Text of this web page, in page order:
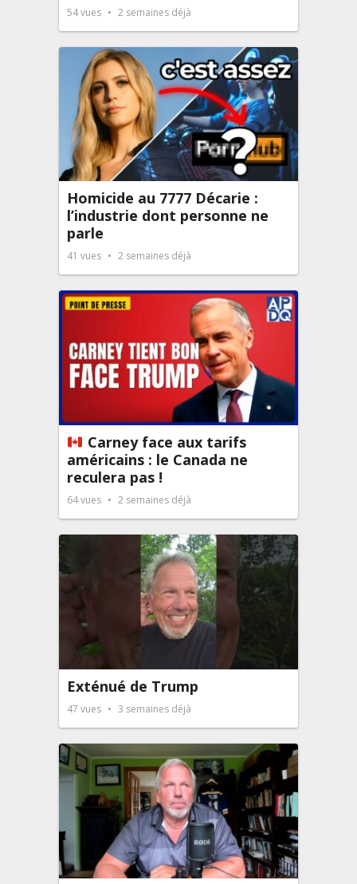
54vues 2 semaines déjà
Homicide au 7777 Décarie :
l’industrie dont personne ne
parle
41 vues 2 semaines déjà
Carney face aux tarifs
américains : le Canada ne
reculera pas !
64vues 2 semaines déjà
Exténué de Trump
47 vues 3 semaines déjà